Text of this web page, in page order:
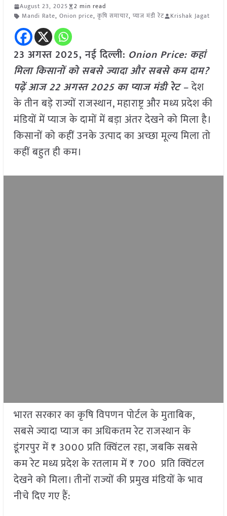
August 23, 2025
2 min read
Mandi Rate, Onion price, कृषि समाचार, प्याज मंडी रेट Krishak Jagat
23 अगस्त 2025, नई दिल्ली: Onion Price: कहां
मिला किसानों को सबसे ज्यादा और सबसे कम दाम?
पढ़ें आज 22 अगस्त 2025 का प्याज मंडी रेट –देश
के तीन बड़े राज्यों राजस्थान, महाराष्ट्र और मध्य प्रदेश की
मंडियों में प्याज के दामों में बड़ा अंतर देखने को मिला है।
किसानों को कहीं उनके उत्पाद का अच्छा मूल्य मिला तो
कहीं बहुत ही कम।
भारत सरकार का कृषि विपणन पोर्टल के मुताबिक,
सबसे ज्यादा प्याज का अधिकतम रेट राजस्थान के
डूंगरपुर में ₹ 3000 प्रति क्विंटल रहा, जबकि सबसे
कम रेट मध्य प्रदेश के रतलाम में ₹ 700 प्रति क्विंटल
देखने को मिला। तीनों राज्यों की प्रमुख मंडियों के भाव
नीचे दिए गए हैं: